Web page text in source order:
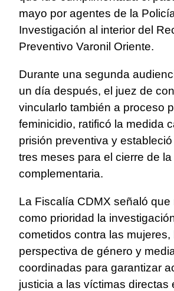
mayo por agentes de la
Investigación al interior del
Preventivo Varonil Oriente.
Durante una segunda
un día después, el juez de
vincularlo también a proceso
feminicidio, ratificó la medida
prisión preventiva y
tres meses para el cierre de
complementaria.
La Fiscalía CDMX señaló que
como prioridad la
cometidos contra las mujeres,
perspectiva de género y
coordinadas para garantizar
justicia a las víctimas directas